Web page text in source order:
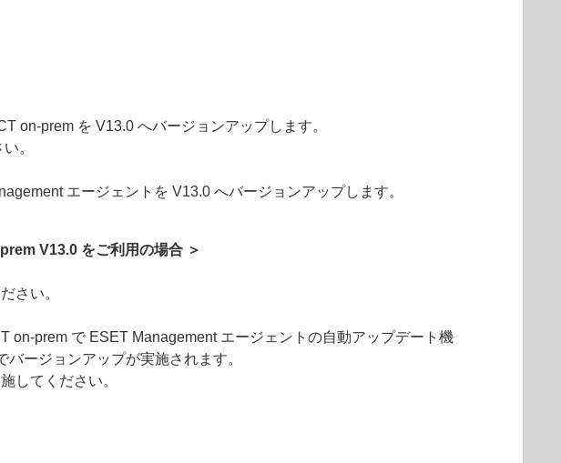
on-prem を V13.0 へバージョンアップします。
。
エージェントを V13.0 へバージョンアップします。
V13.0 をご利用の場合 ＞
さい。
prem で ESET Management エージェントの自動アップデート機
ージョンアップが実施されます。
してください。